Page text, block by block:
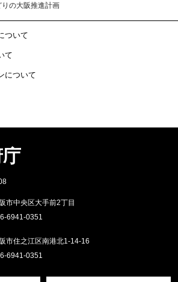
りの大阪推進計画
ついて
て
について
市中央区大手前2丁目
6941-0351
市住之江区南港北1-14-16
6941-0351